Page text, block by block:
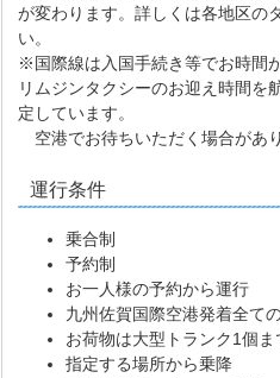
が変わります。詳しくは各地区の
い。
※国際線は入国手続き等でお時間
リムジンタクシーのお迎え時間を
定しています。
空港でお待ちいただく場合があ
運行条件
乗合制
予約制
お一人様の予約から運行
九州佐賀国際空港発着全て
お荷物は大型トランク1個ま
指定する場所から乗降